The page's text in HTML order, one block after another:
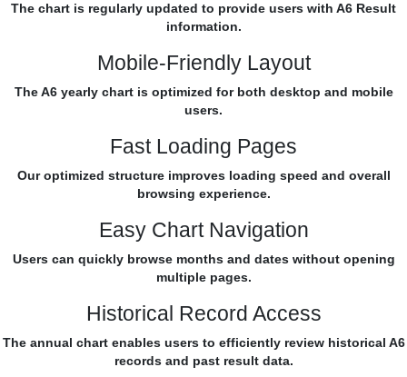
The chart is regularly updated to provide users with A6 Result
information.
Mobile-Friendly Layout
The A6 yearly chart is optimized for both desktop and mobile
users.
Fast Loading Pages
Our optimized structure improves loading speed and overall
browsing experience.
Easy Chart Navigation
Users can quickly browse months and dates without opening
multiple pages.
Historical Record Access
The annual chart enables users to efficiently review historical A6
records and past result data.